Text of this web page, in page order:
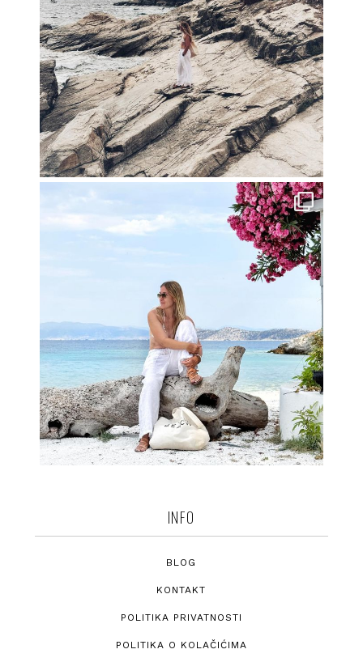
INFO
BLOG
KONTAKT
POLITIKA PRIVATNOSTI
POLITIKA O KOLAČIĆIMA